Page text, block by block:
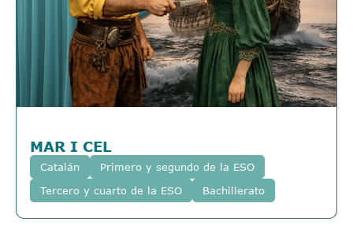
MAR I CEL
Catalán
Primero y segundo de la ESO
Tercero y cuarto de la ESO
Bachillerato